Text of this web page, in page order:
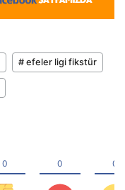
# efeler ligi fikstür